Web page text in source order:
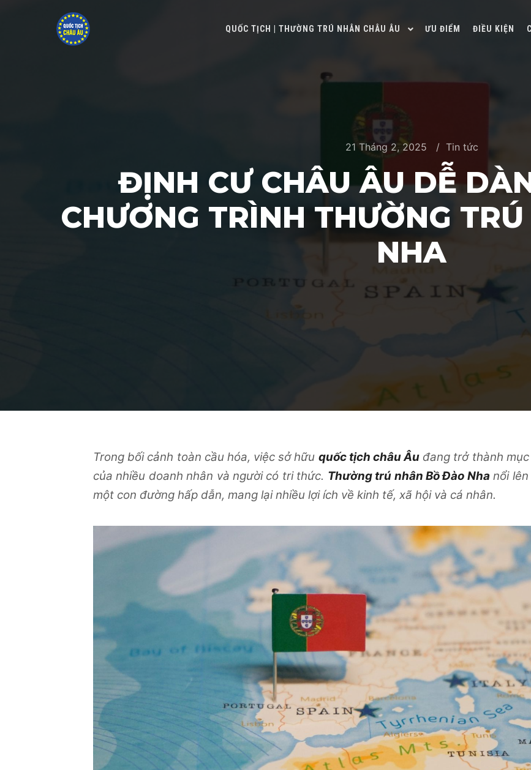
QUỐC TỊCH | THƯỜNG TRÚ NHÂN CHÂU ÂU ƯU ĐIỂM ĐIỀU KIỆN
21 Tháng 2, 2025 Tin tức
ĐỊNH CƯ CHÂU ÂU DỄ
CHƯƠNG TRÌNH THƯỜNG
NHA
Trong bối cảnh toàn cầu hóa, việc sở hữu quốc tịch châu Âu đang trở thành
của nhiều doanh nhân và người có tri thức. Thường trú nhân Bồ Đào Nha nổi
một con đường hấp dẫn, mang lại nhiều lợi ích về kinh tế, xã hội và cá nhân.